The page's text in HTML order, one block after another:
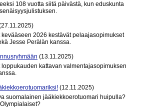
108 vuotta siitä päivästä, kun eduskunta
2026 kestävät pelaajasopimukset
Jesse Perälän kanssa.
(13.11.2025)
kattavan valmentajasopimuksen
(12.11.2025)
suomalainen jääkiekkoerotuomari huipulla?